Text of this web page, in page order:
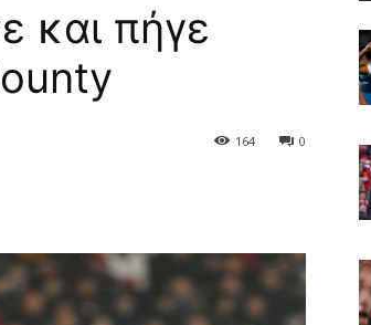
και πήγε
0
164